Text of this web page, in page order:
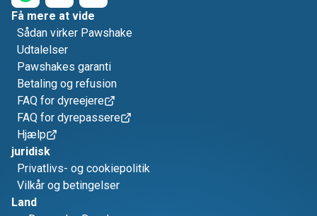
Få mere at vide
Sådan virker Pawshake
Udtalelser
Pawshakes garanti
Betaling og refusion
FAQ for dyreejere
FAQ for dyrepassere
Hjælp
juridisk
Privatlivs- og cookiepolitik
Vilkår og betingelser
Land